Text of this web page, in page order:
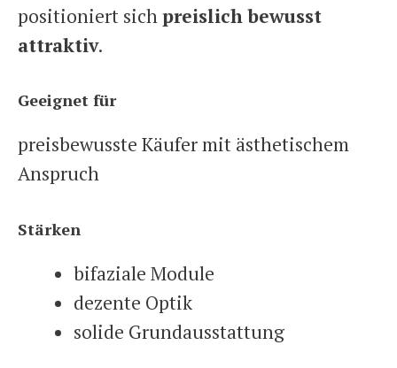
positioniert sichpreislich bewusst
attraktiv.
Geeignet für
preisbewusste Käufer mit ästhetischem
Anspruch
Stärken
bifaziale Module
dezente Optik
solide Grundausstattung